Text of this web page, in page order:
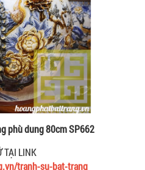
phù dung 80cm SP662
TẠI LINK
tranh-su-bat-trang